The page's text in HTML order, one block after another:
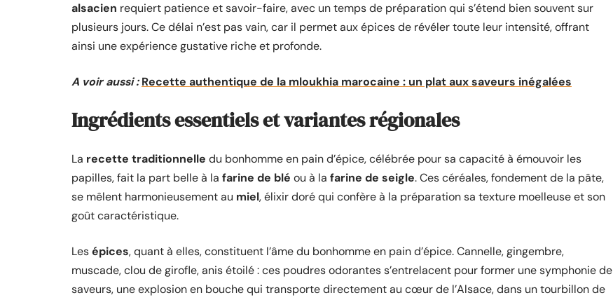
alsacien requiert patience et savoir-faire, avec un temps de préparation qui s’étend bien souvent sur
plusieurs jours. Ce délai n’est pas vain, car il permet aux épices de révéler toute leur intensité, offrant
ainsi une expérience gustative riche et profonde.
A voir aussi : Recette authentique de la mloukhia marocaine : un plat aux saveurs inégalées
Ingrédients essentiels et variantes régionales
La recette traditionnelle du bonhomme en pain d’épice, célébrée pour sa capacité à émouvoir les
papilles, fait la part belle à la farine de blé ou à la farine de seigle. Ces céréales, fondement de la pâte,
se mêlent harmonieusement au miel, élixir doré qui confère à la préparation sa texture moelleuse et son
goût caractéristique.
Lesépices, quant à elles, constituent l’âme du bonhomme en pain d’épice. Cannelle, gingembre,
muscade, clou de girofle, anis étoilé : ces poudres odorantes s’entrelacent pour former une symphonie de
saveurs, une explosion en bouche qui transporte directement au cœur de l’Alsace, dans un tourbillon de